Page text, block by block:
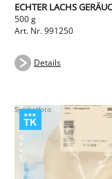
ECHTER LACHS
500 g
Art. Nr. 991250
Details